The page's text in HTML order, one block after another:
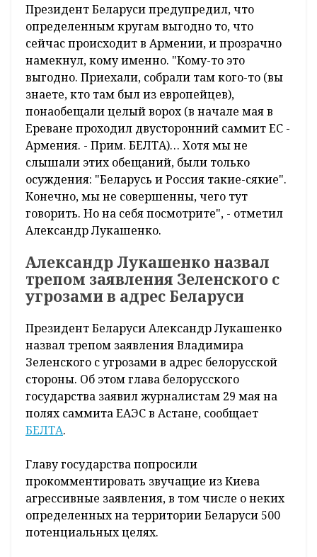
Президент Беларуси предупредил, что
определенным кругам выгодно то, что
сейчас происходит в Армении, и прозрачно
намекнул, кому именно. "Кому-то это
выгодно. Приехали, собрали там кого-то (вы
знаете, кто там был из европейцев),
понаобещали целый ворох (в начале мая в
Ереване проходил двусторонний саммит ЕС -
Армения. - Прим. БЕЛТА)… Хотя мы не
слышали этих обещаний, были только
осуждения: "Беларусь и Россия такие-сякие".
Конечно, мы не совершенны, чего тут
говорить. Но на себя посмотрите", - отметил
Александр Лукашенко.
Александр Лукашенко назвал
трепом заявления Зеленского с
угрозами в адрес Беларуси
Президент Беларуси Александр Лукашенко
назвал трепом заявления Владимира
Зеленского с угрозами в адрес белорусской
стороны. Об этом глава белорусского
государства заявил журналистам 29 мая на
полях саммита ЕАЭС в Астане, сообщает
БЕЛТА.
Главу государства попросили
прокомментировать звучащие из Киева
агрессивные заявления, в том числе о неких
определенных на территории Беларуси 500
потенциальных целях.